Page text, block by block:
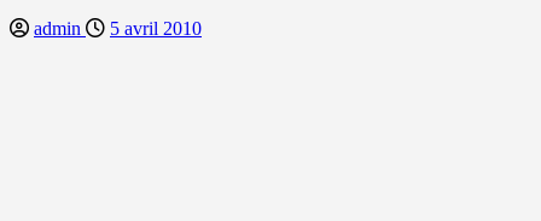
admin 5 avril 2010